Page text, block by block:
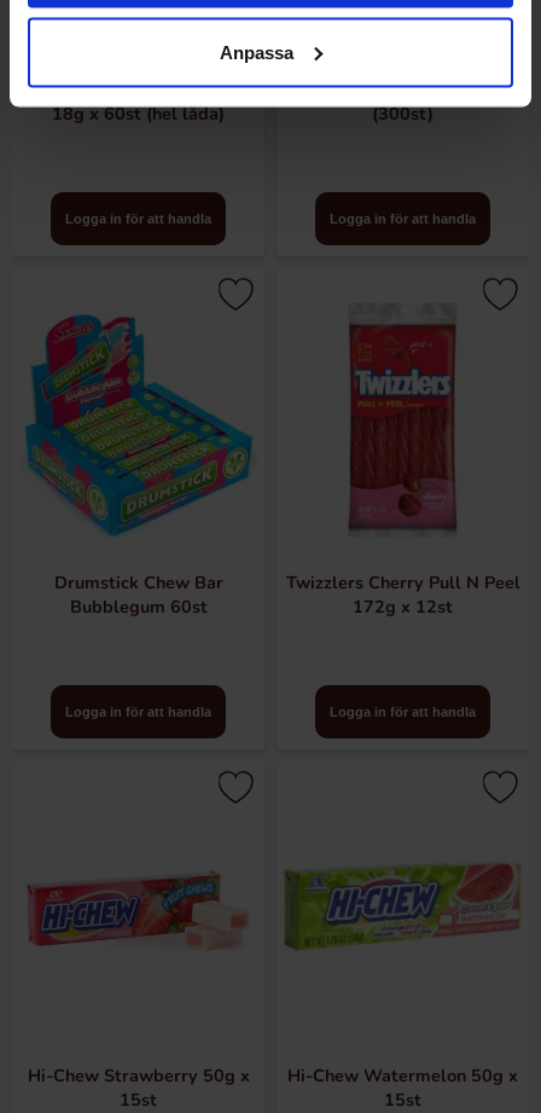
Anpassa
Swizzels Drumstick Chewbar
18g x 60st (hel låda)
Logga in för att handla
Woogie Flygande Tefat 378g
(300st)
Logga in för att handla
Drumstick Chew Bar
Bubblegum 60st
Logga in för att handla
Twizzlers Cherry Pull N Peel
172g x 12st
Logga in för att handla
Hi-Chew Strawberry 50g x
15st
Hi-Chew Watermelon 50g x
15st